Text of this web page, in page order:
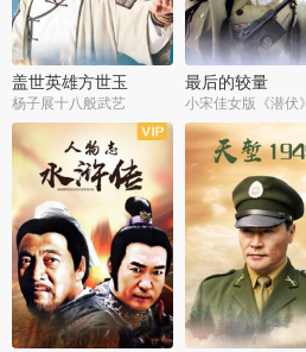
盖世英雄方世玉
杨子展十八般武艺
最后的较量
小宋佳女版《潜伏》
全40集
全30集